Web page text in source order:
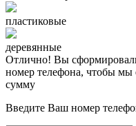
пластиковые
деревянные
Отлично! Вы
номер телефона, чтобы
сумму
Введите Ваш номер